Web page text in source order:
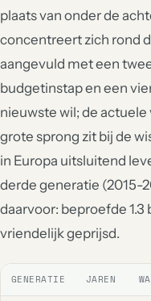
plaats van onder de
concentreert zich rond
aangevuld met een
budgetinstap en een
nieuwste wil; de
grote sprong zit bij de
in Europa uitsluitend
derde generatie (2015-
daarvoor: beproefde
vriendelijk geprijsd.
GENERATIE JAREN